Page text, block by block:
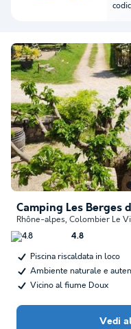
Camping Les Berges
Rhône-alpes, Colombier Le
4.8
Piscina riscaldata in loco
Ambiente naturale e
Vicino al fiume Doux
Vedi